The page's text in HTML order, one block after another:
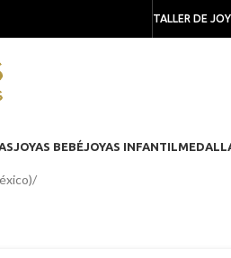
TALLER DE
JOYAS BEBÉJOYAS INFANTIL
/